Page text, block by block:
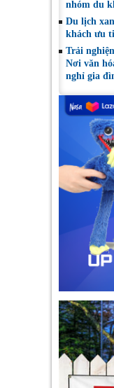
nhóm du
Du lịch
khách ưu
Trải
Nơi văn
nghỉ gia